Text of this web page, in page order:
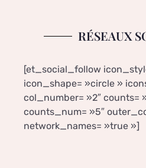
RÉSEAUX
[et_social_follow
icon_shape= »circle »
col_number= »2″ counts=
counts_num= »5″
network_names= »true »]